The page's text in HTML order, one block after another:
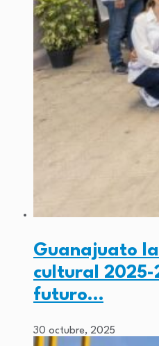
Guanajuato
cultural
futuro…
30 octubre, 2025